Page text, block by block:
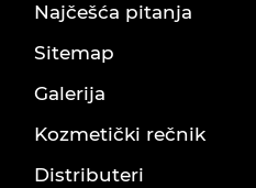
Najčešća pitanja
Sitemap
Galerija
Kozmetički rečnik
Distributeri